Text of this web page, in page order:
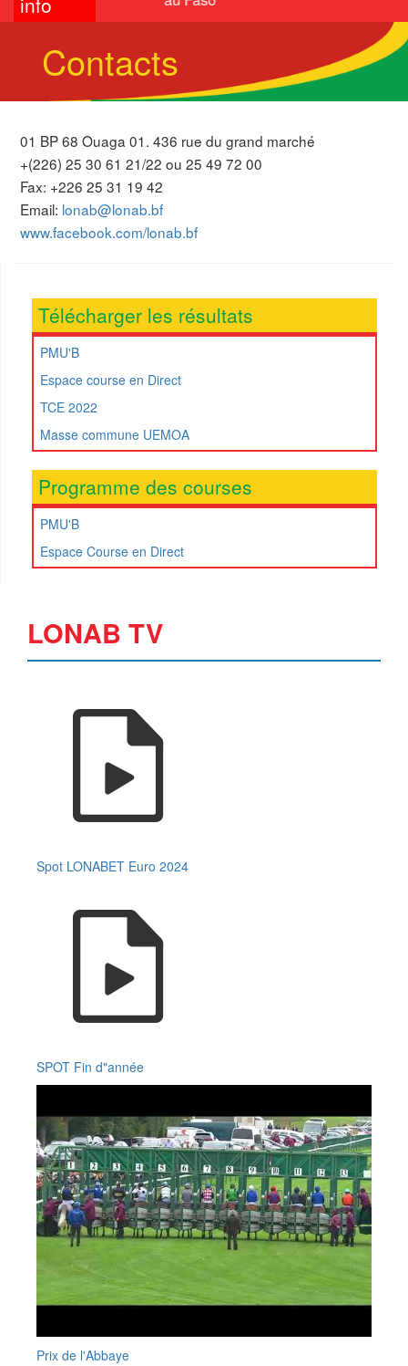
Contacts
01 BP 68 Ouaga 01. 436 rue du grand marché
+(226) 25 30 61 21/22 ou 25 49 72 00
Fax: +226 25 31 19 42
Email: lonab@lonab.bf
www.facebook.com/lonab.bf
Télécharger les résultats
PMU'B
Espace course en Direct
TCE 2022
Masse commune UEMOA
Programme des courses
PMU'B
Espace Course en Direct
LONAB TV
Spot LONABET Euro 2024
SPOT Fin d"année
Prix de l'Abbaye